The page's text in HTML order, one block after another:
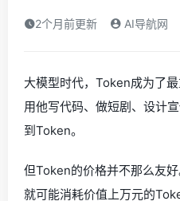
2个月前更新 AI导航网
大模型时代，Token成为了
用他写代码、做短剧、设计
到Token。
但Token的价格并不那么友
就可能消耗价值上万元的